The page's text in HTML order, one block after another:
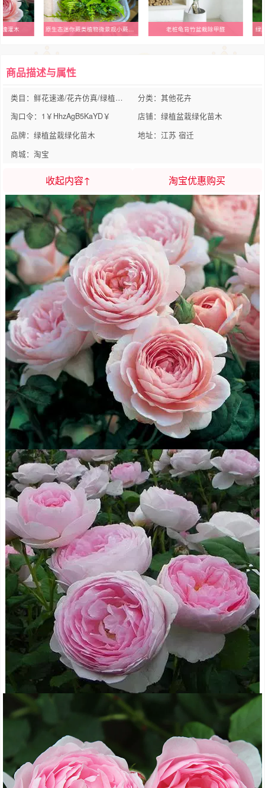
灌木 原生态迷你蕨类植物微景观小蕨套餐雨林缸造景小型绿植生态瓶耐湿 老桩龟背竹盆栽除甲醛 绿
商品描述与属性
类目：鲜花速递/花卉仿真/绿植园艺
分类：其他花卉
淘口令：1￥HhzAgB5KaYD￥
店铺：绿植盆栽绿化苗木
品牌：绿植盆栽绿化苗木
地址：江苏 宿迁
商城：淘宝
收起内容↑ 淘宝优惠购买